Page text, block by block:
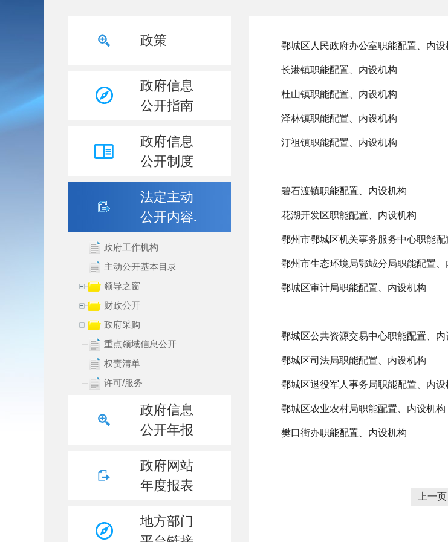
政策
政府信息
公开指南
政府信息
公开制度
法定主动
公开内容.
政府工作机构
主动公开基本目录
领导之窗
财政公开
政府采购
重点领域信息公开
权责清单
许可/服务
规划信息
行政事业性收费
行政执法统计年报
重大建设项目领域
政府信息
公开年报
政府网站
年度报表
地方部门